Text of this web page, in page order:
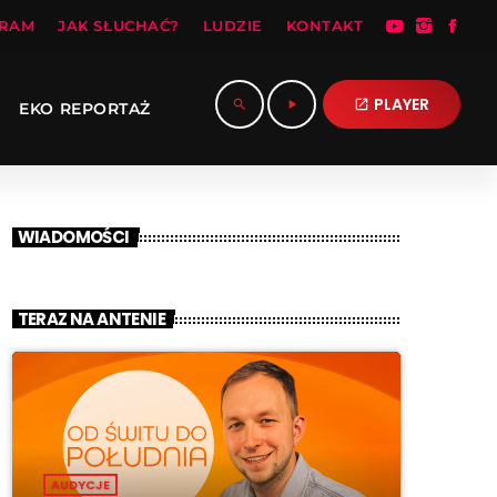
JAK SŁUCHAĆ? LUDZIE KONTAKT
EKO REPORTAŻ search play_arrow open_in_new PLAYER
WIADOMOŚCI
TERAZ NA ANTENIE
AUDYCJE